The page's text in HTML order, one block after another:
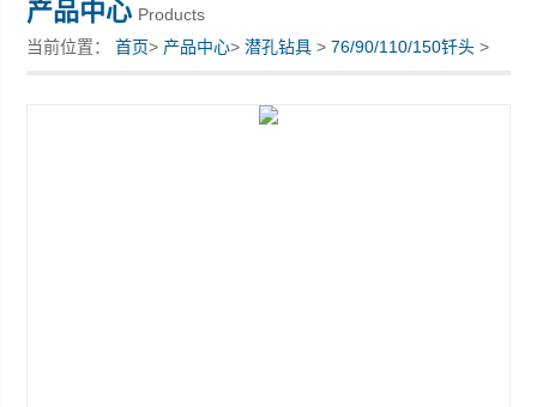
产品中心 Products
当前位置：首页> 产品中心>潜孔钻具 >76/90/110/150钎头 >
潜孔钻具厂家